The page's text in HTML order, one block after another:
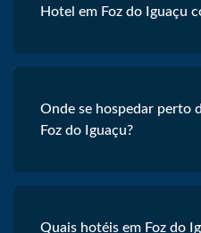
Hotel em Foz do Iguaçu
Onde se hospedar perto
Foz do Iguaçu?
Quais hotéis em Foz do